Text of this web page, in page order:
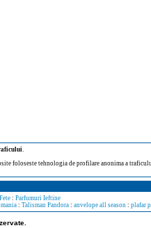
.
foloseste tehnologia de profilare anonima a
: Parfumuri Ieftine
: Talisman Pandora : anvelope all season : plafar